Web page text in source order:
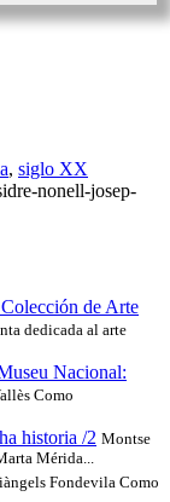
, siglo XX
nonell-josep-
de Arte
dedicada al arte
Nacional:
Como
historia /2 Montse
Mérida...
Fondevila Como